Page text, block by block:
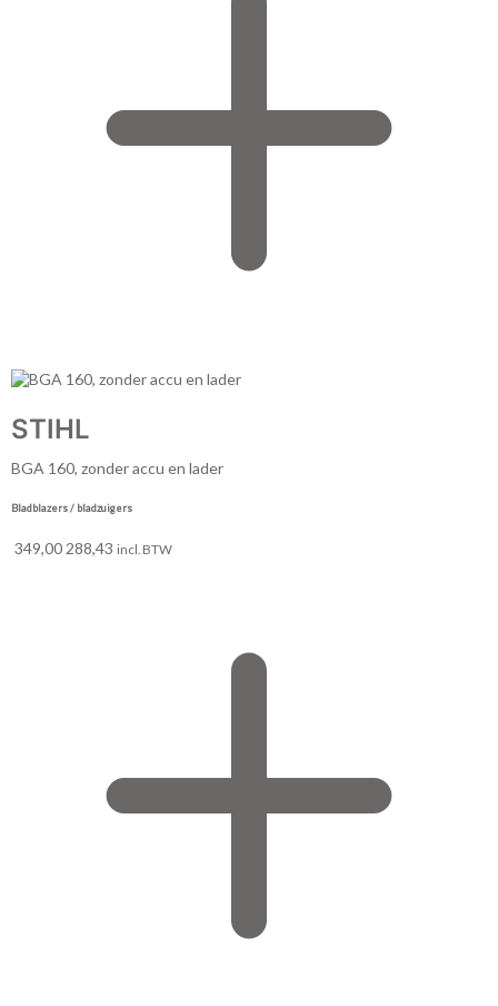
STIHL
BGA 160, zonder accu en lader
Bladblazers / bladzuigers
349,00 288,43 incl. BTW